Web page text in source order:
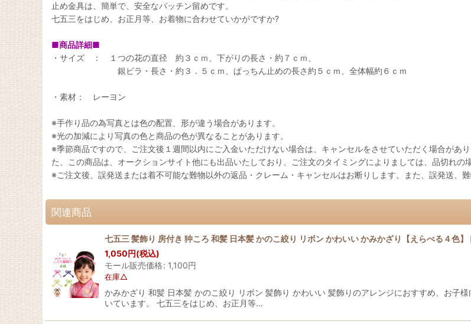
止め金具は、簡単で、安全なパッチン留めです。
七五三をはじめ、お正月等、お着物に合わせていかがですか?
■商品詳細■
・サイズ ： １つの花の直径 約３ｃｍ、下がりの長さ・約７ｃｍ、
銀ビラ・長さ・約３．５ｃｍ、ぱっちん止めの長さ約５ｃｍ、全体幅約６ｃｍ
・素材： レーヨン
※手作り品の為写真とは色の配置、形が違う場合があります。
※光の加減により写真の色と商品の色が異なることがあります。
※季節商品ですので、ご注文後１週間以内にご入金いただけない場合は、キャンセルをさせていただく場合があ
た、この商品は、オークションサイト他にも出品いたしており、ご注文のタイミングによりましては、品切れの
※ご注文後、誤発送または着不可能な難物以外の返品・クレーム・キャンセルはお断りします。また、誤発送、
関連商品
七五三 髪飾り 房付き 狆ころ 和髪 日本髪 かのこ絞り リボン かわいい かみかざり【えらべる４色】
1,050円(税込)
モール販売価格: 1,100円
在庫△
かみかざり 和髪 日本髪 かのこ絞り リボン 髪飾り かわいい 髪飾りのアレンジにおすすめ、お子
いています。 七五三をはじめ、お正月等…